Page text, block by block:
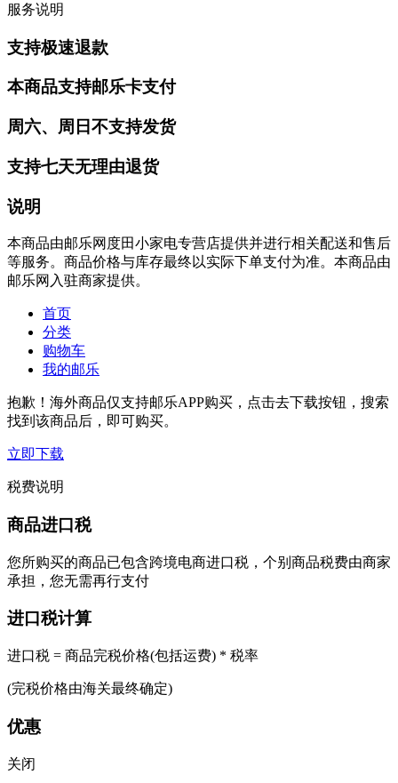
服务说明
支持极速退款
本商品支持邮乐卡支付
周六、周日不支持发货
支持七天无理由退货
说明
本商品由邮乐网度田小家电专营店提供并进行相关配送和售后
等服务。商品价格与库存最终以实际下单支付为准。本商品由
邮乐网入驻商家提供。
首页
分类
购物车
我的邮乐
抱歉！海外商品仅支持邮乐APP购买，点击去下载按钮，搜索
找到该商品后，即可购买。
立即下载
税费说明
商品进口税
您所购买的商品已包含跨境电商进口税，个别商品税费由商家
承担，您无需再行支付
进口税计算
进口税 = 商品完税价格(包括运费) * 税率
(完税价格由海关最终确定)
优惠
关闭